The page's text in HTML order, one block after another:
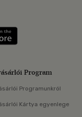
meg: Google
Program
Programunkról
Kártya egyenlege